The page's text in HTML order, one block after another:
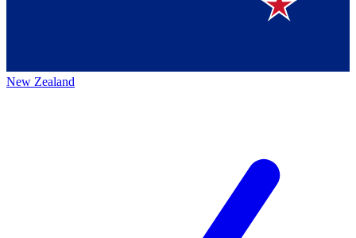
New Zealand